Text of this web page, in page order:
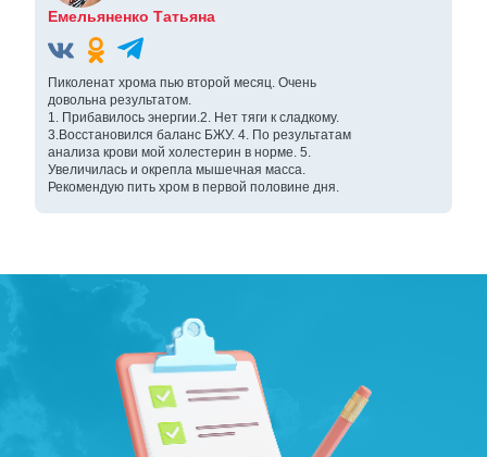
Емельяненко Татьяна
Пиколенат хрома пью второй месяц. Очень
довольна результатом.
1. Прибавилось энергии.2. Нет тяги к сладкому.
3.Восстановился баланс БЖУ. 4. По результатам
анализа крови мой холестерин в норме. 5.
Увеличилась и окрепла мышечная масса.
Рекомендую пить хром в первой половине дня.